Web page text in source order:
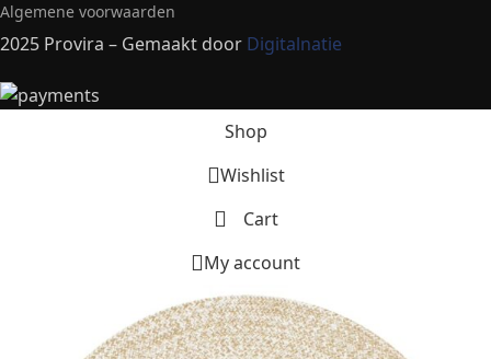
Algemene voorwaarden
2025 Provira – Gemaakt door Digitalnatie
Shop
Wishlist
Cart
My account